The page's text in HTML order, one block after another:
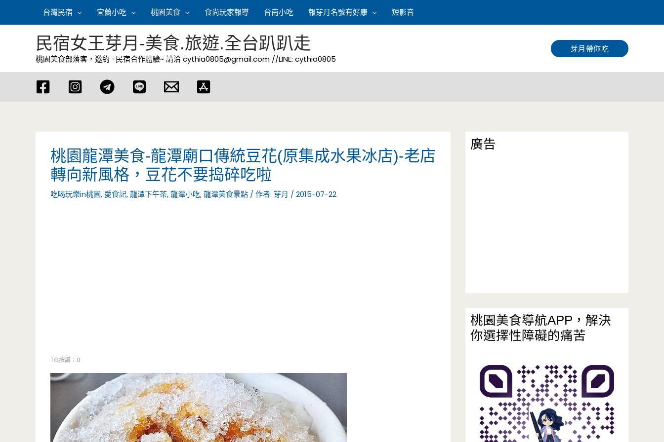
容
台灣民宿 宜蘭小吃 桃園美食 食尚玩家報導 台南小吃 報芽月名號有好康 短影音
尋
民宿女王芽月-美食.旅遊.全台趴趴走
桃園美食部落客，邀約 -民宿合作體驗~ 請洽cythia0805@gmail.com //LINE: cythia0805
芽月帶你吃
桃園龍潭美食-龍潭廟口傳統豆花(原集成水果冰店)-老店
轉向新風格，豆花不要捣碎吃啦
吃喝玩樂in桃園, 愛食記,龍潭下午茶,龍潭小吃,龍潭美食景點 / 作者: 芽月 / 2015-07-22
TG按讚：0
廣告
桃園美食導航APP，解決
你選擇性障礙的痛苦